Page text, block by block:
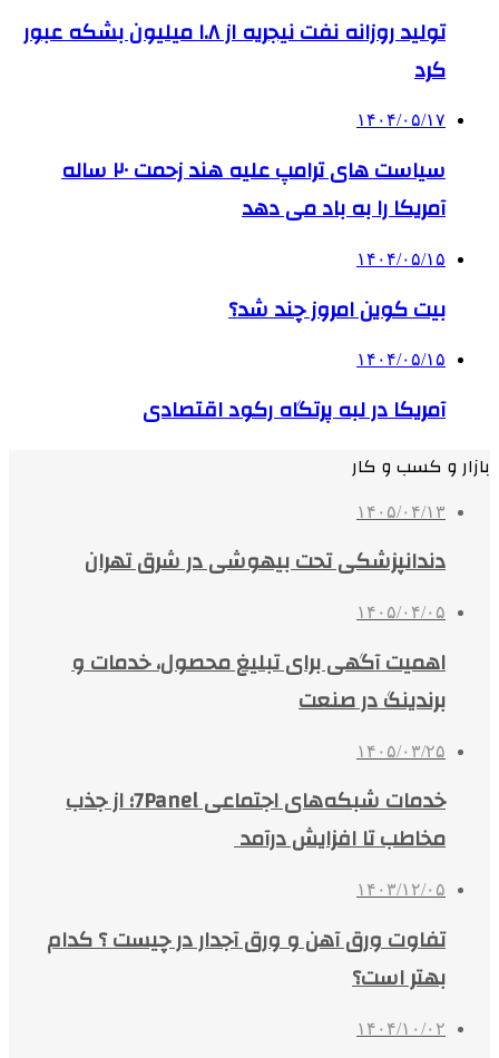
تولید روزانه نفت نیجریه از ۱.۸ میلیون بشکه عبور
کرد
۱۴۰۴/۰۵/۱۷
سیاست های ترامپ علیه هند زحمت ۲۰ ساله
آمریکا را به باد می دهد
۱۴۰۴/۰۵/۱۵
بیت کوین امروز چند شد؟
۱۴۰۴/۰۵/۱۵
آمریکا در لبه پرتگاه رکود اقتصادی
بازار و کسب و کار
۱۴۰۵/۰۴/۱۳
دندانپزشکی تحت بیهوشی در شرق تهران
۱۴۰۵/۰۴/۰۵
اهمیت آگهی برای تبلیغ محصول، خدمات و
برندینگ در صنعت
۱۴۰۵/۰۳/۲۵
خدمات شبکه‌های اجتماعی 7Panel؛ از جذب
مخاطب تا افزایش درآمد
۱۴۰۳/۱۲/۰۵
تفاوت ورق آهن و ورق آجدار در چیست ؟ کدام
بهتر است؟
۱۴۰۴/۱۰/۰۲